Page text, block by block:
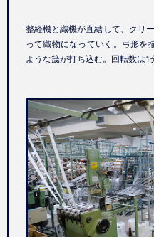
整経機と織機が直結して、クリ
って織物になっていく。弓形を
ような筬が打ち込む。回転数は1